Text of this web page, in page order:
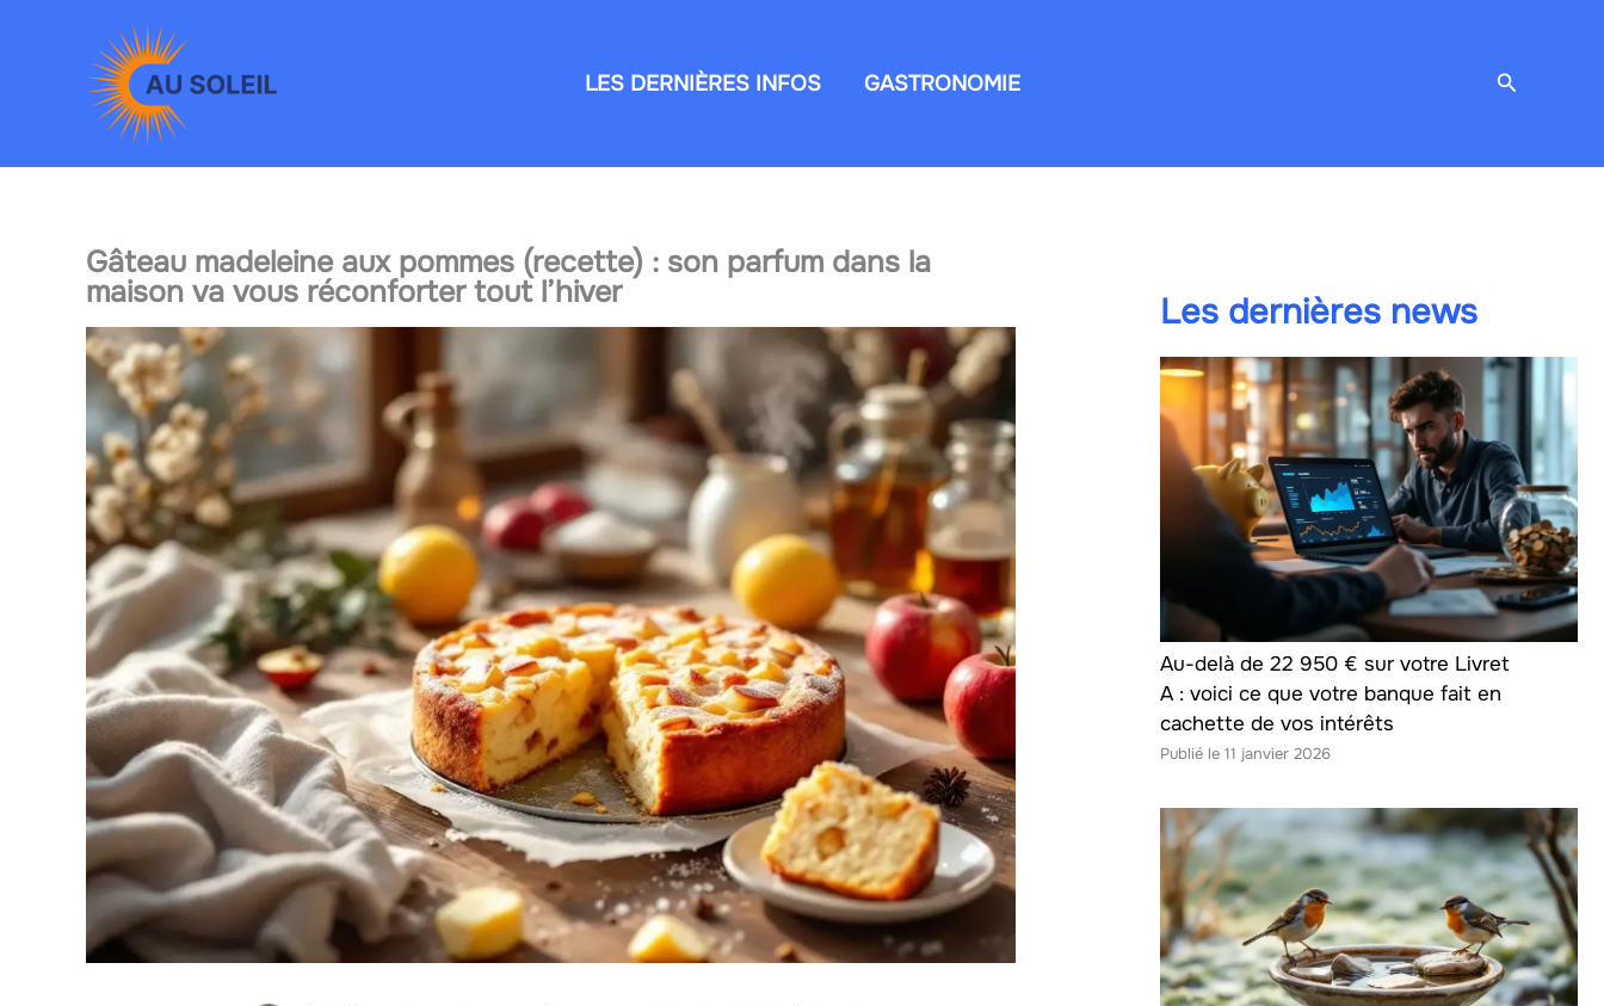
LES DERNIÈRES INFOS GASTRONOMIE
Gâteau madeleine aux pommes (recette) : son parfum dans la
maison va vous réconforter tout l’hiver Les dernières news
Au-delà de 22 950 € sur votre Livret
A : voici ce que votre banque fait en
cachette de vos intérêts
11 janvier 2026